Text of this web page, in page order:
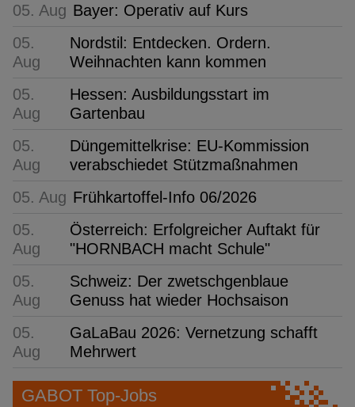
05. Aug Bayer: Operativ auf Kurs
05.
Aug
Nordstil: Entdecken. Ordern.
Weihnachten kann kommen
05.
Aug
Hessen: Ausbildungsstart im
Gartenbau
05.
Aug
Düngemittelkrise: EU-Kommission
verabschiedet Stützmaßnahmen
05. Aug Frühkartoffel-Info 06/2026
05.
Aug
Österreich: Erfolgreicher Auftakt für
"HORNBACH macht Schule"
05.
Aug
Schweiz: Der zwetschgenblaue
Genuss hat wieder Hochsaison
05.
Aug
GaLaBau 2026: Vernetzung schafft
Mehrwert
GABOT Top-Jobs